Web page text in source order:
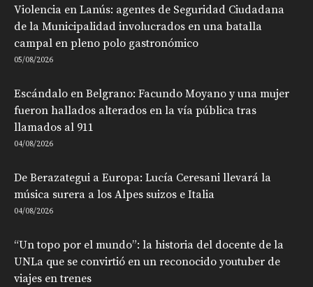
Violencia en Lanús: agentes de Seguridad Ciudadana
de la Municipalidad involucrados en una batalla
campal en pleno polo gastronómico
05/08/2026
Escándalo en Belgrano: Facundo Moyano y una mujer
fueron hallados alterados en la vía pública tras
llamados al 911
04/08/2026
De Berazategui a Europa: Lucía Ceresani llevará la
música surera a los Alpes suizos e Italia
04/08/2026
“Un topo por el mundo”: la historia del docente de la
UNLa que se convirtió en un reconocido youtuber de
viajes en trenes